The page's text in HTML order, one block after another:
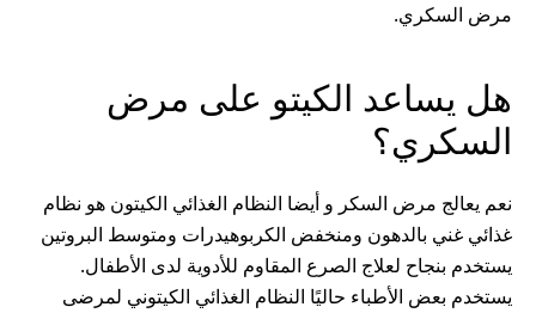
مرض السكري.
هل يساعد الكيتو على مرض
السكري؟
نعم يعالج مرض السكر و أيضا النظام الغذائي الكيتون هو نظام
غذائي غني بالدهون ومنخفض الكربوهيدرات ومتوسط البروتين
يستخدم بنجاح لعلاج الصرع المقاوم للأدوية لدى الأطفال.
يستخدم بعض الأطباء حاليًا النظام الغذائي الكيتوني لمرضى